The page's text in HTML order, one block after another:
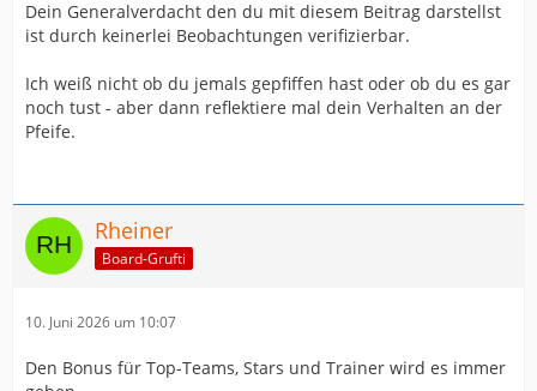
Dein Generalverdacht den du mit diesem Beitrag darstellst
ist durch keinerlei Beobachtungen verifizierbar.
Ich weiß nicht ob du jemals gepfiffen hast oder ob du es gar
noch tust - aber dann reflektiere mal dein Verhalten an der
Pfeife.
Rheiner
Board-Grufti
10. Juni 2026 um 10:07
Den Bonus für Top-Teams, Stars und Trainer wird es immer